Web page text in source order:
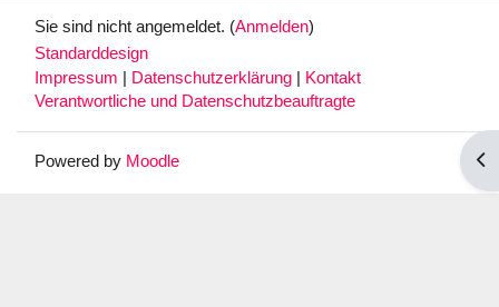
Sie sind nicht angemeldet. (Anmelden)
Standarddesign
Impressum
Datenschutzerklärung
Kontakt
Verantwortliche und Datenschutzbeauftragte
Powered by Moodle